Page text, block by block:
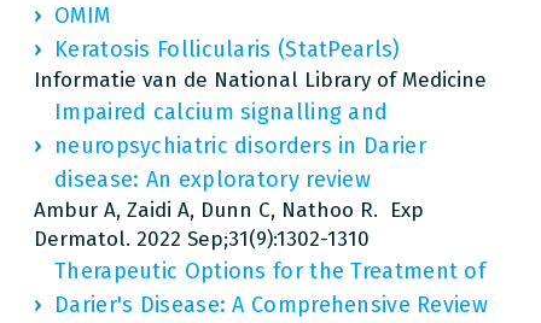
OMIM
Keratosis Follicularis (StatPearls)
Informatie van de National Library of Medicine
Impaired calcium signalling and
neuropsychiatric disorders in Darier
disease: An exploratory review
Ambur A, Zaidi A, Dunn C, Nathoo R. Exp
Dermatol. 2022 Sep;31(9):1302-1310
Therapeutic Options for the Treatment of
Darier's Disease: A Comprehensive Review